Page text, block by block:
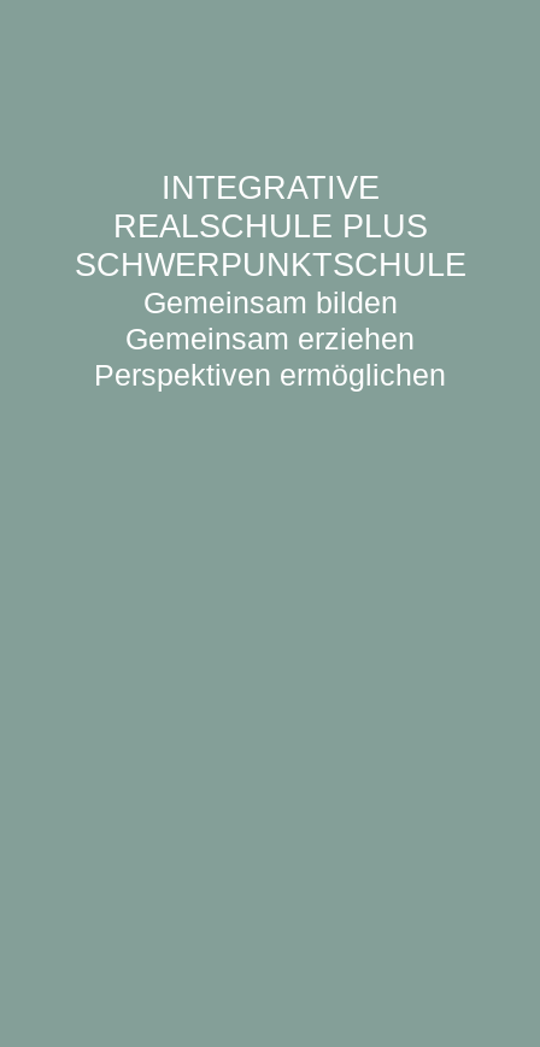
INTEGRATIVE
REALSCHULE PLUS
SCHWERPUNKTSCHULE
Gemeinsam bilden
Gemeinsam erziehen
Perspektiven ermöglichen